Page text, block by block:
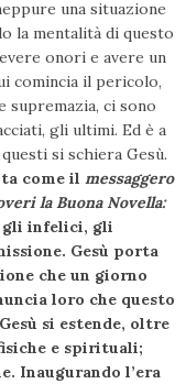
una situazione
la mentalità di questo
onori e avere un
comincia il pericolo,
supremazia, ci sono
gli ultimi. Ed è a
si schiera Gesù.
come il messaggero
la Buona Novella:
gli infelici, gli
Gesù porta
che un giorno
loro che questo
si estende, oltre
e spirituali;
Inaugurando l’era